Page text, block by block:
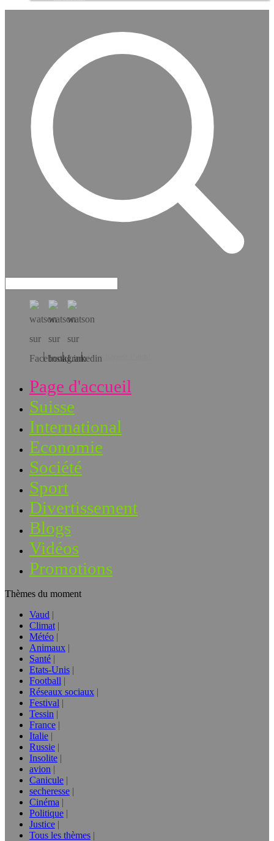
Téléchargez l’app!
Page d'accueil
Suisse
International
Economie
Société
Sport
Divertissement
Blogs
Vidéos
Promotions
Thèmes du moment
Vaud
Climat
Météo
Animaux
Santé
Etats-Unis
Football
Réseaux sociaux
Festival
Tessin
France
Italie
Russie
Insolite
avion
Canicule
secheresse
Cinéma
Politique
Justice
Tous les thèmes